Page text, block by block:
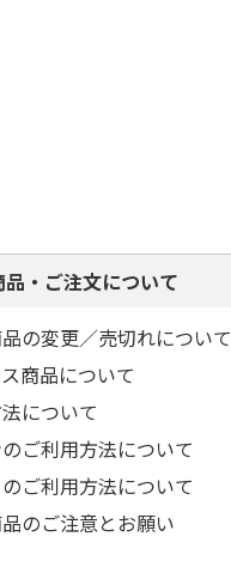
品・ご注文について
の変更／売切れについて
商品について
について
ご利用方法について
ご利用方法について
のご注意とお願い